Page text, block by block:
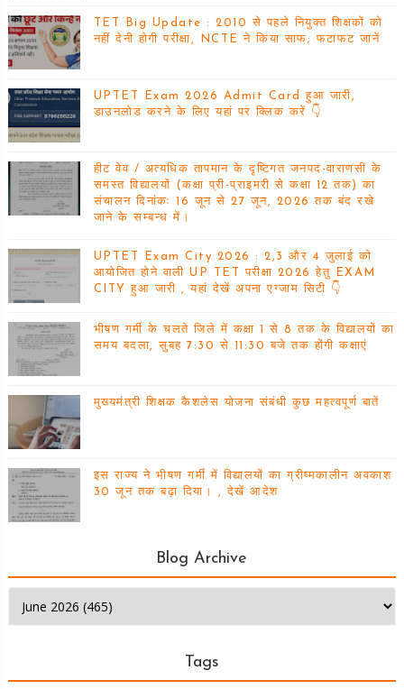
TET Big Update : 2010 से पहले नियुक्त शिक्षकों को
नहीं देनी होगी परीक्षा, NCTE ने किया साफ; फटाफट जानें
UPTET Exam 2026 Admit Card हुआ जारी,
डाउनलोड करने के लिए यहां पर क्लिक करें 👇
हीट वेव / अत्यधिक तापमान के दृष्टिगत जनपद-वाराणसी के
समस्त विद्यालयों (कक्षा प्री-प्राइमरी से कक्षा 12 तक) का
संचालन दिनांकः 16 जून से 27 जून, 2026 तक बंद रखे
जाने के सम्बन्ध में।
UPTET Exam City 2026 : 2,3 और 4 जुलाई को
आयोजित होने वाली UP TET परीक्षा 2026 हेतु EXAM
CITY हुआ जारी , यहां देखें अपना एग्जाम सिटी 👇
भीषण गर्मी के चलते जिले में कक्षा 1 से 8 तक के विद्यालयों का
समय बदला, सुबह 7:30 से 11:30 बजे तक होंगी कक्षाएं
मुख्यमंत्री शिक्षक कैशलेस योजना संबंधी कुछ महत्वपूर्ण बातें
इस राज्य ने भीषण गर्मी में विद्यालयों का ग्रीष्मकालीन अवकाश
30 जून तक बढ़ा दिया। , देखें आदेश
Blog Archive
Tags